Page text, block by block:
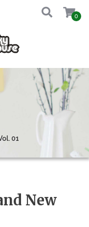
0
01
New